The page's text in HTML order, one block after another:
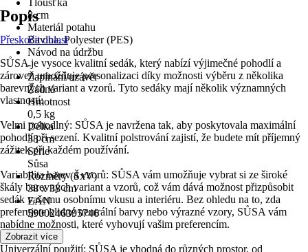
Tloušťka
8 cm
Materiál potahu
Bavlna, Polyester (PES)
Návod na údržbu
-
Zapínání/uzávěr
Žádná
Hmotnost
0,5 kg
Délka
38 cm
Série
Sůsa
Rozměry (ŠxV)
38 x 38 cm
EAN
5900246395746
Popis
Přeskočit oblast
SŮSA je vysoce kvalitní sedák, který nabízí výjimečné pohodlí a
zároveň umožňuje personalizaci díky možnosti výběru z několika
barevných variant a vzorů. Tyto sedáky mají několik významných
vlastností:
Velmi pohodlný: SŮSA je navržena tak, aby poskytovala maximální
pohodlí při sezení. Kvalitní polstrování zajistí, že budete mít příjemný
zážitek při každém používání.
Variabilita barev a vzorů: SŮSA vám umožňuje vybrat si ze široké
škály barevných variant a vzorů, což vám dává možnost přizpůsobit
sedák vašemu osobnímu vkusu a interiéru. Bez ohledu na to, zda
preferujete klidné neutrální barvy nebo výrazné vzory, SŮSA vám
nabídne možnosti, které vyhovují vašim preferencím.
Univerzální použití: SŮSA je vhodná do různých prostor, od
Zobrazit více